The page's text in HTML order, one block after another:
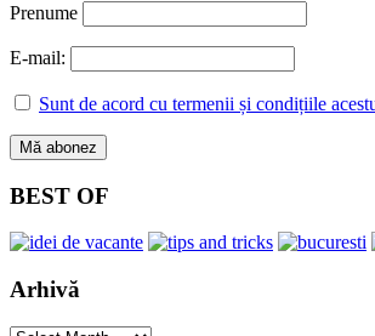
Prenume
E-mail:
Sunt de acord cu termenii și condițiile
BEST OF
Arhivă